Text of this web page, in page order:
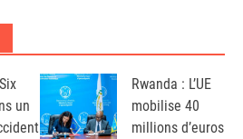
un
Rwanda : L’UE
mobilise 40
millions d’euros